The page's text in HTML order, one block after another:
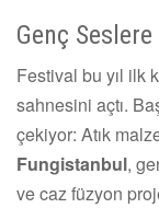
Genç Seslere
Festival bu yıl ilk
sahnesini açtı.
çekiyor: Atık
Fungistanbul,
ve caz füzyon